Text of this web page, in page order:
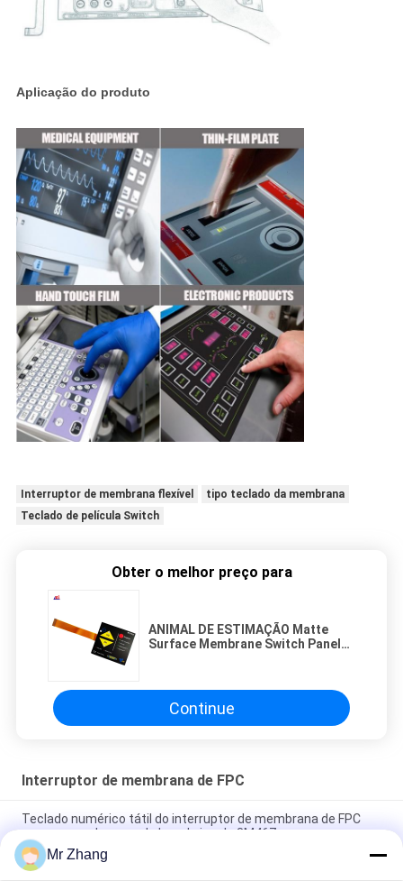
Aplicação do produto
Interruptor de membrana flexível
tipo teclado da membrana
Teclado de película Switch
Obter o melhor preço para
ANIMAL DE ESTIMAÇÃO Matte
Surface Membrane Switch Panel
Continue
Interruptor de membrana de FPC
Teclado numérico tátil do interruptor de membrana de FPC
com esparadrapo real claro da janela 3M467
Interruptor de membrana gravado da abóbada FPC do metal
Mr Zhang